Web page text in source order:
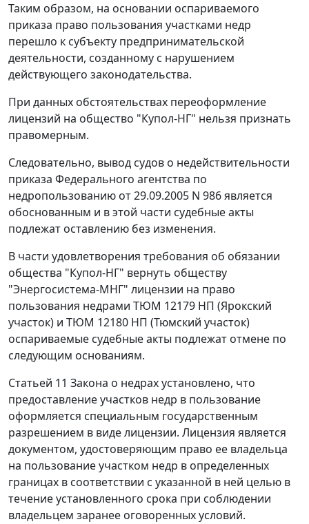
Таким образом, на основании оспариваемого
приказа право пользования участками недр
перешло к субъекту предпринимательской
деятельности, созданному с нарушением
действующего законодательства.
При данных обстоятельствах переоформление
лицензий на общество "Купол-НГ" нельзя признать
правомерным.
Следовательно, вывод судов о недействительности
приказа Федерального агентства по
недропользованию от 29.09.2005 N 986 является
обоснованным и в этой части судебные акты
подлежат оставлению без изменения.
В части удовлетворения требования об обязании
общества "Купол-НГ" вернуть обществу
"Энергосистема-МНГ" лицензии на право
пользования недрами ТЮМ 12179 НП (Ярокский
участок) и ТЮМ 12180 НП (Тюмский участок)
оспариваемые судебные акты подлежат отмене по
следующим основаниям.
Статьей 11 Закона о недрах установлено, что
предоставление участков недр в пользование
оформляется специальным государственным
разрешением в виде лицензии. Лицензия является
документом, удостоверяющим право ее владельца
на пользование участком недр в определенных
границах в соответствии с указанной в ней целью в
течение установленного срока при соблюдении
владельцем заранее оговоренных условий.